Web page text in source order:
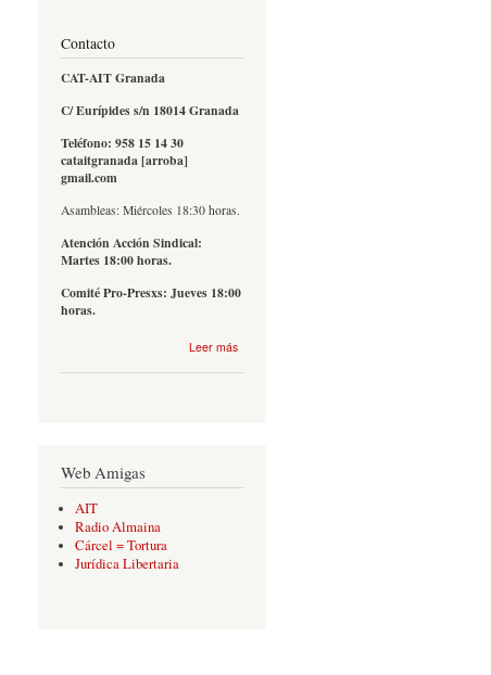
Contacto
CAT-AIT Granada
C/ Eurípides s/n 18014 Granada
Teléfono: 958 15 14 30
cataitgranada [arroba]
gmail.com
Asambleas: Miércoles 18:30 horas.
Atención Acción Sindical:
Martes 18:00 horas.
Comité Pro-Presxs: Jueves 18:00
horas.
Leer más
Web Amigas
AIT
Radio Almaina
Cárcel = Tortura
Jurídica Libertaria